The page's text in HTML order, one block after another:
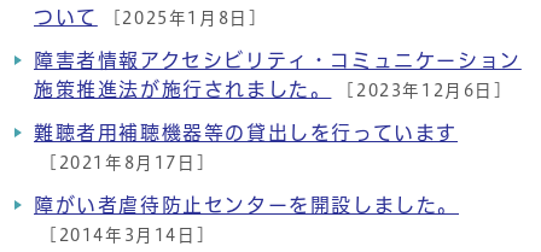
ついて
[2025年1月8日]
障害者情報アクセシビリティ・コミュニケーション
施策推進法が施行されました。
[2023年12月6日]
難聴者用補聴機器等の貸出しを行っています
[2021年8月17日]
障がい者虐待防止センターを開設しました。
[2014年3月14日]